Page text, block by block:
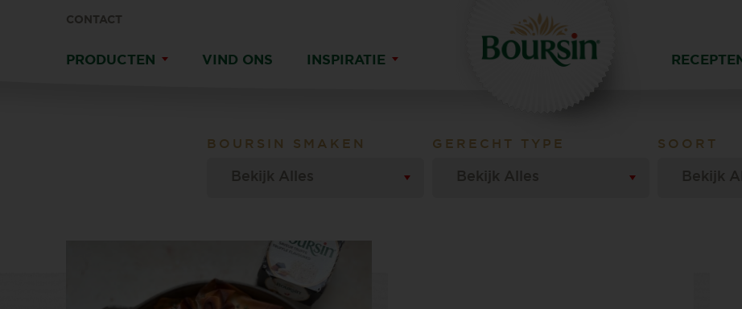
CONTACT
PRODUCTEN VIND ONS INSPIRATIE
BOURSIN SMAKEN
Bekijk Alles
GERECHT TYPE
Bekijk Alles
SOORT
Bekijk